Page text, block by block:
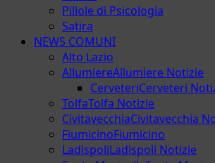
Pillole di Psicologia
Satira
NEWS COMUNI
Alto Lazio
AllumiereAllumiere Notizie
CerveteriCerveteri
TolfaTolfa Notizie
CivitavecchiaCivitavecchia
FiumicinoFiumicino
LadispoliLadispoli Notizie